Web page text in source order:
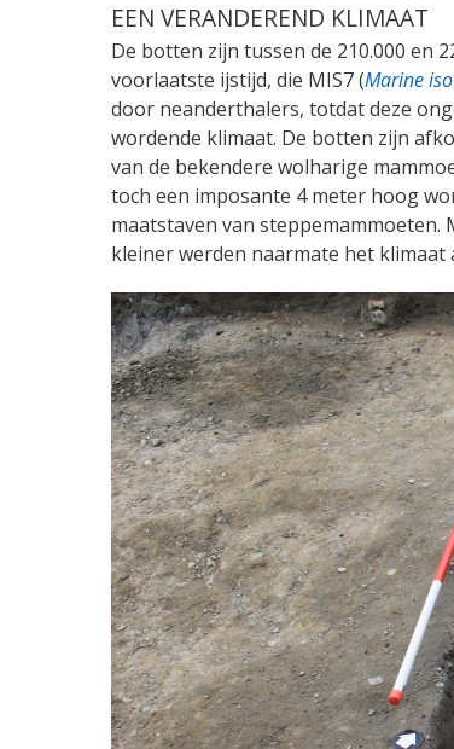
EEN VERANDEREND KLIMAAT
De botten zijn tussen de 210.000 en
voorlaatste ijstijd, die MIS7 (Marine
door neanderthalers, totdat deze
wordende klimaat. De botten zijn
van de bekendere wolharige
toch een imposante 4 meter hoog
maatstaven van
kleiner werden naarmate het klimaat